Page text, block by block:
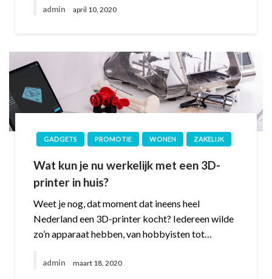
admin april 10, 2020
GADGETS PROMOTIE WONEN ZAKELIJK
Wat kun je nu werkelijk met een 3D-
printer in huis?
Weet je nog, dat moment dat ineens heel
Nederland een 3D-printer kocht? Iedereen wilde
zo’n apparaat hebben, van hobbyisten tot…
admin maart 18, 2020